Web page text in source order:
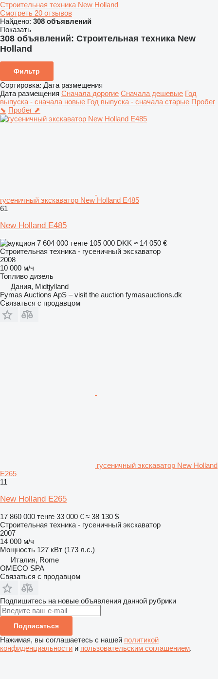
Строительная техника New Holland
Смотреть 20 отзывов
Найдено: 308 объявлений
Показать
308 объявлений: Строительная техника New
Holland
Фильтр
Сортировка: Дата размещения
Дата размещения Сначала дорогие Сначала дешевые Год
выпуска - сначала новые Год выпуска - сначала старые Пробег
⬊ Пробег ⬈
гусеничный экскаватор New Holland E485
61
New Holland E485
7 604 000 тенге 105 000 DKK ≈ 14 050 €
Строительная техника - гусеничный экскаватор
2008
10 000 м/ч
Топливо дизель
Дания, Midtjylland
Fymas Auctions ApS – visit the auction fymasauctions.dk
Связаться с продавцом
гусеничный экскаватор New Holland
E265
11
New Holland E265
17 860 000 тенге 33 000 € ≈ 38 130 $
Строительная техника - гусеничный экскаватор
2007
14 000 м/ч
Мощность 127 кВт (173 л.с.)
Италия, Rome
OMECO SPA
Связаться с продавцом
Подпишитесь на новые объявления данной рубрики
Подписаться
Нажимая, вы соглашаетесь с нашей политикой
конфиденциальности и пользовательским соглашением.